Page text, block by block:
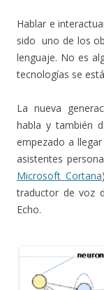
Hablar e
sido uno de los
lenguaje. No es
tecnologías se
La nueva
habla y también
empezado a
asistentes
Microsoft Cortana
traductor de voz
Echo.